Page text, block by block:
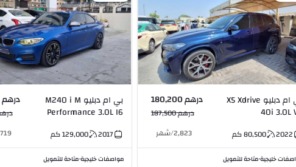
بي ام دبليو X5 Xdrive
40i 3.0L
درهم 180,200
درهم 187,500
2022
80,500كم 2,823
/شهر
خليجية•متاحة للتمويل
بي ام دبليو M240 i M
Performance 3.0L I6
درهم 70,000
درهم
2017
129,000كم
مواصفات خليجية•متاحة للتمويل